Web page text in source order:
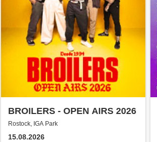
BROILERS - OPEN AIRS 2026
Rostock, IGA Park
15.08.2026